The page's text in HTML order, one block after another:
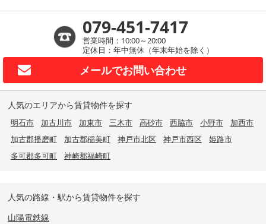
079-451-7417
営業時間：10:00～20:00
定休日：年中無休（年末年始を除く）
メールでお問い合わせ
人気のエリアから賃貸物件を探す
明石市 加古川市 加東市 三木市 高砂市 西脇市 小野市
加西市
加古郡播磨町
加古郡稲美町 神戸市北区 神戸市西区
姫路市
多可郡多可町
神崎郡福崎町
人気の路線・駅から賃貸物件を探す
山陽電鉄線